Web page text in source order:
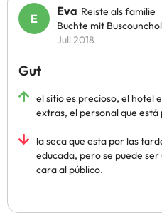
Eva Reiste als familie
Buchte mit
Juli 2018
Gut
el sitio es precioso, el hotel
extras, el personal que
la seca que esta por las
educada, pero se puede
cara al público.